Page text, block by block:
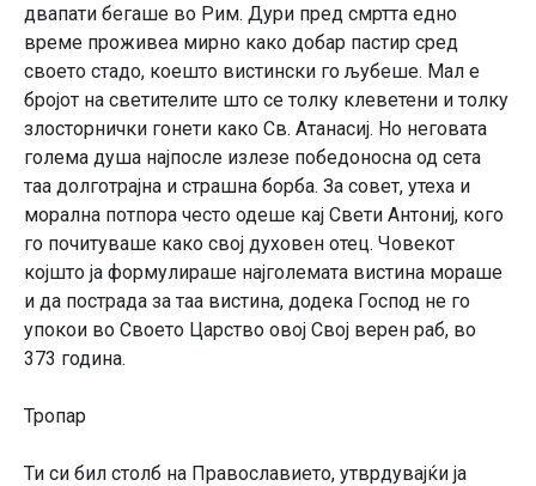
двапати бегаше во Рим. Дури пред смртта едно
време проживеа мирно како добар пастир сред
своето стадо, коешто вистински го љубеше. Мал е
бројот на светителите што се толку клеветени и толку
злосторнички гонети како Св. Атанасиј. Но неговата
голема душа најпосле излезе победоносна од сета
таа долготрајна и страшна борба. За совет, утеха и
морална потпора често одеше кај Свети Антониј, кого
го почитуваше како свој духовен отец. Човекот
којшто ја формулираше најголемата вистина мораше
и да пострада за таа вистина, додека Господ не го
упокои во Своето Царство овој Свој верен раб, во
373 година.
Тропар
Ти си бил столб на Православието, утврдувајќи ја